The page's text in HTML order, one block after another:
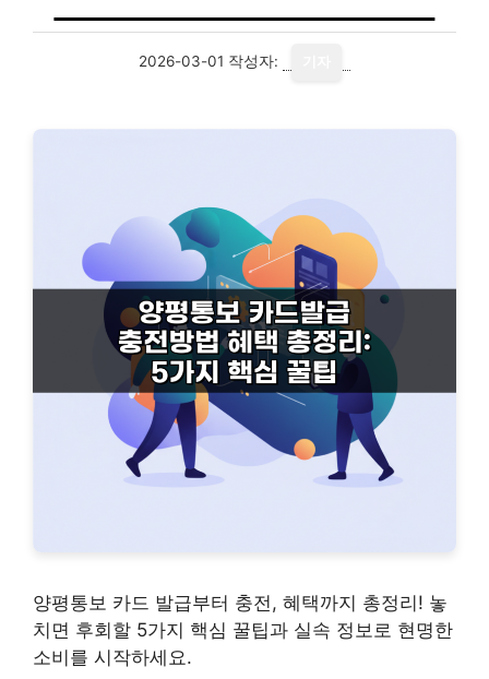
2026-03-01 작성자:
양평통보 카드 발급부터 충전, 혜택까지 총정리! 놓
치면 후회할 5가지 핵심 꿀팁과 실속 정보로 현명한
소비를 시작하세요.